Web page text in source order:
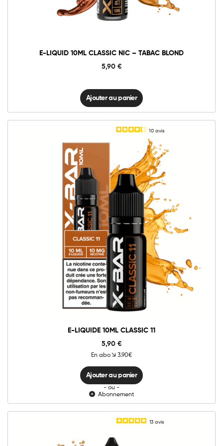
E-LIQUID 10ML CLASSIC NIC – TABAC BLOND
5,90 €
Nic
-
Tabac
Blond
Ajouter au panier
10avis
E-LIQUIDE 10ML CLASSIC 11
5,90 €
En abo 3.90€
10mg 20mg
E-
liquide
10ml
Classic
quantité
Ajouter au panier
Ajouter au panier
- ou -
Abonnement
13avis